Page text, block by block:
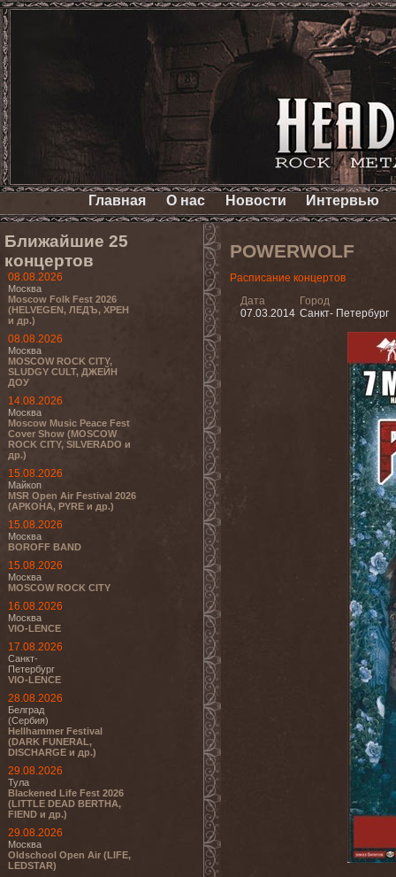
Главная О нас Новости Интервью
Ближайшие 25
концертов
08.08.2026
Москва
Moscow Folk Fest 2026
(HELVEGEN, ЛЕДЪ, ХРЕН
и др.)
08.08.2026
Москва
MOSCOW ROCK CITY,
SLUDGY CULT, ДЖЕЙН
ДОУ
14.08.2026
Москва
Moscow Music Peace Fest
Cover Show (MOSCOW
ROCK CITY, SILVERADO и
др.)
15.08.2026
Майкоп
MSR Open Air Festival 2026
(АРКОНА, PYRE и др.)
15.08.2026
Москва
BOROFF BAND
15.08.2026
Москва
MOSCOW ROCK CITY
16.08.2026
Москва
VIO-LENCE
17.08.2026
Санкт-
Петербург
VIO-LENCE
28.08.2026
Белград
(Сербия)
Hellhammer Festival
(DARK FUNERAL,
DISCHARGE и др.)
29.08.2026
Тула
Blackened Life Fest 2026
(LITTLE DEAD BERTHA,
FIEND и др.)
29.08.2026
Москва
Oldschool Open Air (LIFE,
LEDSTAR)
POWERWOLF
Расписание концертов
Дата
07.03.2014
Город
Санкт- Петербург